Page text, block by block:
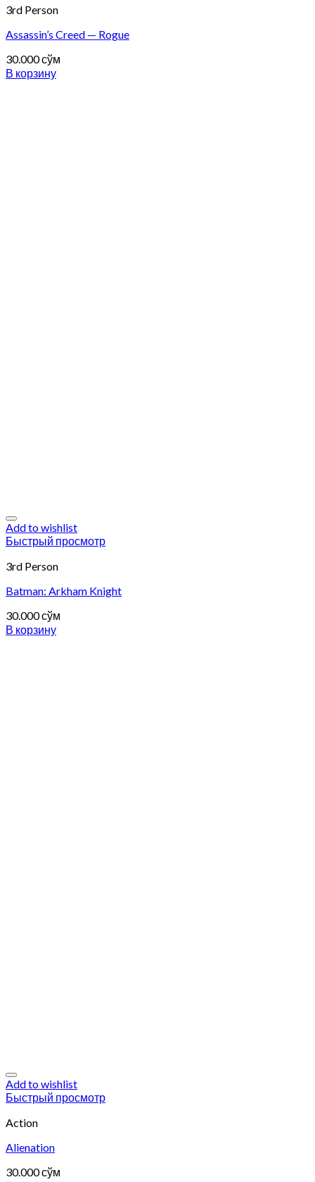
3rd Person
Assassin’s Creed — Rogue
30.000сўм
В корзину
Add to wishlist
Быстрый просмотр
3rd Person
Batman: Arkham Knight
30.000сўм
В корзину
Add to wishlist
Быстрый просмотр
Action
Alienation
30.000сўм